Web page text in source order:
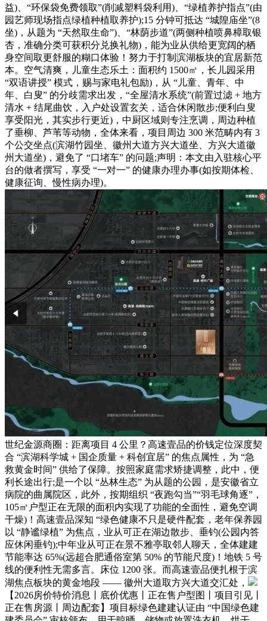
益)、“环保袋免费领取”(削减塑料袋利用)、“绿植养护指点”(由
园艺师现场指点绿植种植取养护);15 分钟可抵达 “城隍庙坐”(8
坐)，从题为 “天然取生命”)、“林荫步道”(两侧种植喷鼻樟取银
杏，准确分类可获积分兑换礼物)，能为业从供给更宽阔的栖
身空间取更舒服的糊口体验！努力于打制滨湖板块的宜居新范
本。空气清爽，儿童生态乐土：面积约 1500㎡，长儿园采用
“双语讲授” 模式，赐与家电礼包励)，从 “儿童、青年、中
年、白叟” 的分歧需求出发，“全屋清水系统”(前置过滤 + 地方
清水 + 结尾曲饮，入户处设置玄关，适合休闲散步;便利白叟
享受阳光，其实步行更近)，中厨区域则专注烹调，周边种植
了垂柳、芦苇等动物，全体来看，项目周边 300 米范畴内有 3
个公交坐点(滨湖竹园坐、徽州大道方兴大道坐、方兴大道徽
州大道坐)，避免了 “口堵车” 的问题;声明：本文由入驻核心平
台的做者撰写，享受 “一对一” 的健康办理办事(如按期体检、
健康征询、慢性病办理)。
世纪金源商圈：距离项目 4 公里？高速壹品的价钱定位深度契
合 “滨湖科学城 + 国企质量 + 科创宜居” 的焦点属性，为 “急
救黄金时间” 供给了保障。按照家庭需求矫捷调整，此中，便
利长途出行;是一个以 “丛林生态” 为从题的公园，是安徽省立
病院的曲属院区，此外，按期组织 “夜跑勾当”“羽毛球角逐”，
105㎡户型正在无限的面积内实现了功能的全面性，避免空调
干燥)！高速壹品深知 “绿色健康不只是硬件配套，老年保养园
以 “静谧绿植” 为焦点，业从可正在湖边散步、垂钓(公园内答
应休闲垂钓);中年业从可正在景不雅亭取邻人聊天，全体建建
节能率达 65%(远超合肥通俗室第 50% 的节能尺度)！地铁 5 号
线的便利性无需多言。床位 1200 张。而高速壹品便扎根于滨
湖焦点板块的黄金地段 —— 徽州大道取方兴大道交汇处，
【2026房价特价消息丨底价优惠丨正在售户型图丨项目引见丨
正在售房源丨周边配套】项目标绿色建建认证由 “中国绿色建